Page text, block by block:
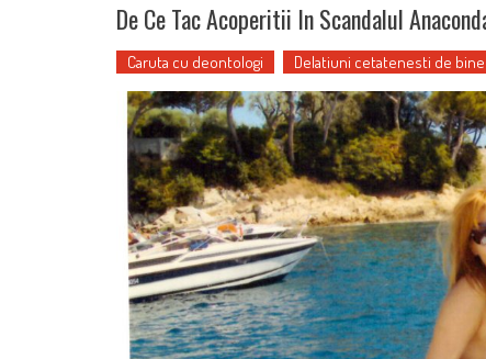
De Ce Tac Acoperitii In Scandalul
Caruta cu deontologi Delatiuni cetatenesti de bine